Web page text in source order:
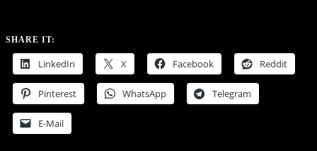
SHARE IT:
LinkedIn X Facebook Reddit
Pinterest WhatsApp Telegram
E-Mail